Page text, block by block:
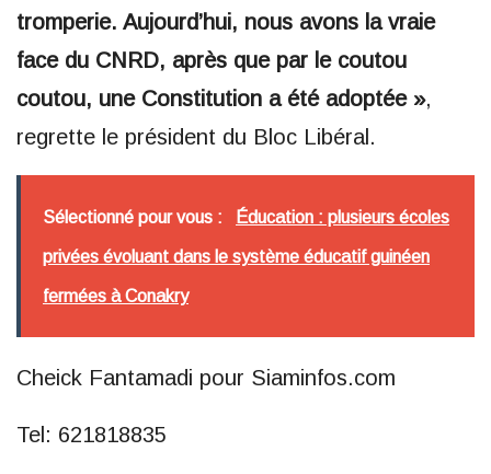
tromperie. Aujourd’hui, nous avons la vraie
face du CNRD, après que par le coutou
coutou, une Constitution a été adoptée »,
regrette le président du Bloc Libéral.
Sélectionné pour vous : Éducation : plusieurs écoles
privées évoluant dans le système éducatif guinéen
fermées à Conakry
Cheick Fantamadi pour Siaminfos.com
Tel: 621818835